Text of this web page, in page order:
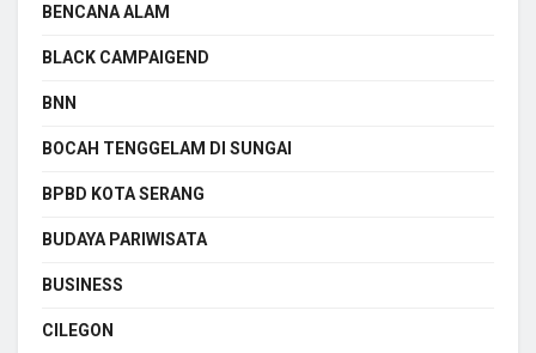
BENCANA ALAM
BLACK CAMPAIGEND
BNN
BOCAH TENGGELAM DI SUNGAI
BPBD KOTA SERANG
BUDAYA PARIWISATA
BUSINESS
CILEGON